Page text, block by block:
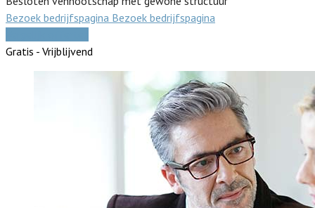
Bezoek bedrijfspagina Bezoek bedrijfspagina
Gratis - Vrijblijvend